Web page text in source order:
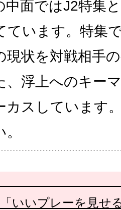
面ではJ2特集
ています。特集
現状を対戦相手
、浮上へのキー
カスしています
いいプレーを見せ